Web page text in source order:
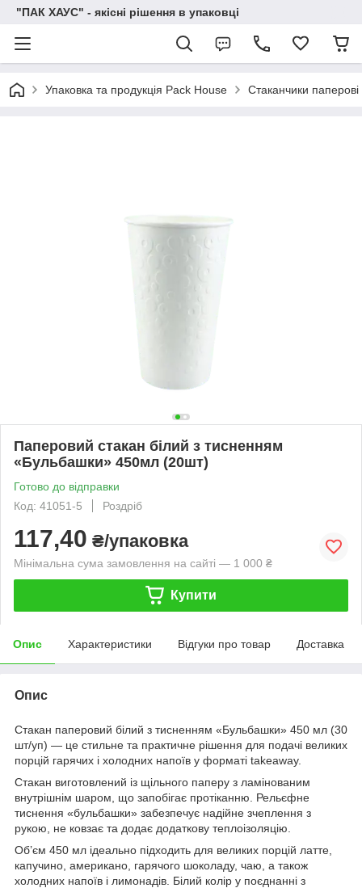
"ПАК ХАУС" - якісні рішення в упаковці
Упаковка та продукція Pack House Стаканчики
Паперовий стакан білий з тисненням
«Бульбашки» 450мл (20шт)
Готово до відправки
Код: 41051-5
Роздріб
117,40 ₴/упаковка
Мінімальна сума замовлення на сайті — 1 000 ₴
Купити
Опис Характеристики Відгуки про товар Доставка
Опис
Стакан паперовий білий з тисненням «Бульбашки» 450 мл (30
шт/уп) — це стильне та практичне рішення для подачі великих
порцій гарячих і холодних напоїв у форматі takeaway.
Стакан виготовлений із щільного паперу з ламінованим
внутрішнім шаром, що запобігає протіканню. Рельєфне
тиснення «бульбашки» забезпечує надійне зчеплення з
рукою, не ковзає та додає додаткову теплоізоляцію.
Об’єм 450 мл ідеально підходить для великих порцій латте,
капучино, американо, гарячого шоколаду, чаю, а також
холодних напоїв і лимонадів. Білий колір у поєднанні з